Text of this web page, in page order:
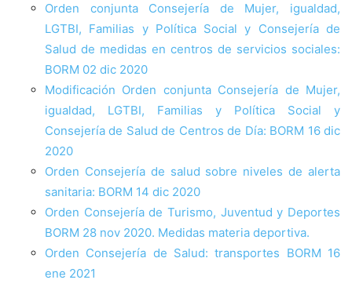
Orden conjunta Consejería de Mujer, igualdad,
LGTBI, Familias y Política Social y Consejería de
Salud de medidas en centros de servicios sociales:
BORM 02 dic 2020
Modificación Orden conjunta Consejería de Mujer,
igualdad, LGTBI, Familias y Política Social y
Consejería de Salud de Centros de Día: BORM 16 dic
2020
Orden Consejería de salud sobre niveles de alerta
sanitaria: BORM 14 dic 2020
Orden Consejería de Turismo, Juventud y Deportes
BORM 28 nov 2020. Medidas materia deportiva.
Orden Consejería de Salud: transportes BORM 16
ene 2021